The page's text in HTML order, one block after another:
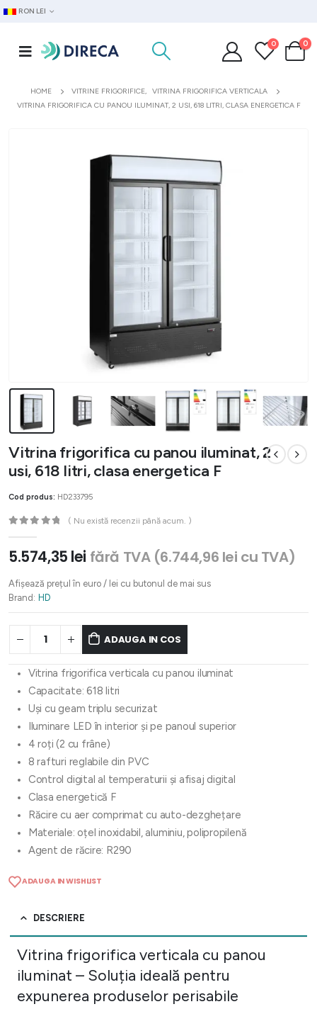
RON LEI
0 0
HOME VITRINE FRIGORIFICE,
VITRINA FRIGORIFICA VERTICALA
VITRINA FRIGORIFICA CU PANOU ILUMINAT, 2 USI, 618 LITRI, CLASA ENERGETICA F
Vitrina frigorifica cu panou iluminat, 2
usi, 618 litri, clasa energetica F
Cod produs: HD233795
( Nu există recenzii până acum. )
5.574,35 lei fără TVA (6.744,96 lei cu TVA)
Afișează prețul în euro / lei cu butonul de mai sus
Brand: HD
ADAUGA IN COS
Vitrina frigorifica verticala cu panou iluminat
Capacitate: 618 litri
Uși cu geam triplu securizat
Iluminare LED în interior și pe panoul superior
4 roți (2 cu frâne)
8 rafturi reglabile din PVC
Control digital al temperaturii și afisaj digital
Clasa energetică F
Răcire cu aer comprimat cu auto-dezghețare
Materiale: oțel inoxidabil, aluminiu, polipropilenă
Agent de răcire: R290
ADAUGA IN WISHLIST
DESCRIERE
Vitrina frigorifica verticala cu panou
iluminat – Soluția ideală pentru
expunerea produselor perisabile